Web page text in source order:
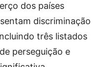
dos países
discriminação
três listados
perseguição e